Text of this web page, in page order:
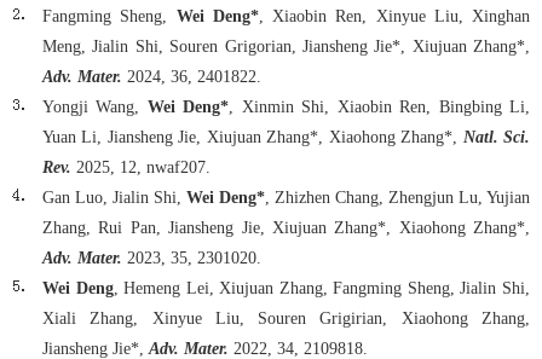
Fangming Sheng, Wei Deng*, Xiaobin Ren, Xinyue Liu, Xinghan
Meng, Jialin Shi, Souren Grigorian, Jiansheng Jie*, Xiujuan Zhang*,
Adv. Mater. 2024, 36, 2401822.
Yongji Wang, Wei Deng* , Xinmin Shi, Xiaobin Ren, Bingbing Li,
Yuan Li, Jiansheng Jie, Xiujuan Zhang*, Xiaohong Zhang*, Natl. Sci.
Rev. 2025, 12, nwaf207.
Gan Luo, Jialin Shi, Wei Deng* , Zhizhen Chang, Zhengjun Lu, Yujian
Zhang, Rui Pan, Jiansheng Jie, Xiujuan Zhang*, Xiaohong Zhang*,
Adv. Mater. 2023, 35, 2301020.
Wei Deng, Hemeng Lei, Xiujuan Zhang, Fangming Sheng, Jialin Shi,
Xiali Zhang, Xinyue Liu, Souren Grigirian, Xiaohong Zhang,
Jiansheng Jie*, Adv. Mater. 2022, 34, 2109818.